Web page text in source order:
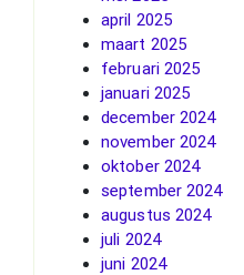
april 2025
maart 2025
februari 2025
januari 2025
december 2024
november 2024
oktober 2024
september 2024
augustus 2024
juli 2024
juni 2024